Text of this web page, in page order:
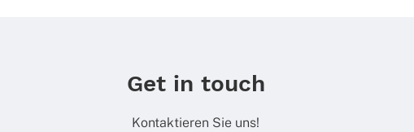
Get in touch
Kontaktieren Sie uns!